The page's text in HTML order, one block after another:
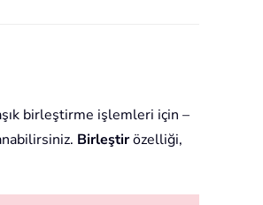
birleştirme işlemleri için –
Birleştirözelliği,